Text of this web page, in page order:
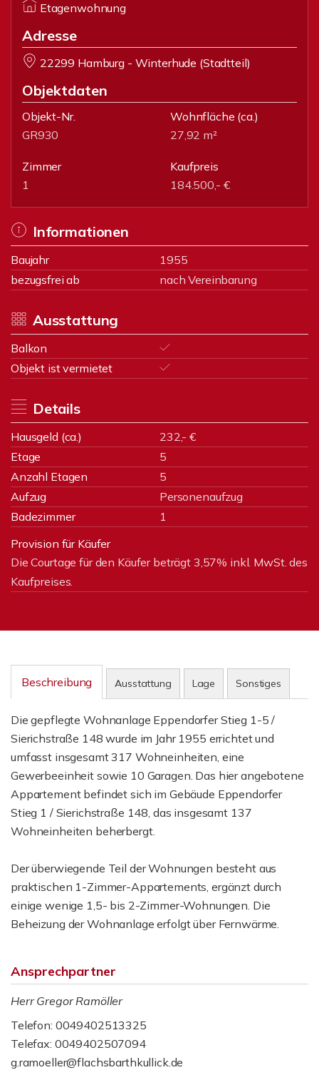
Etagenwohnung
Adresse
22299 Hamburg - Winterhude (Stadtteil)
Objektdaten
Objekt-Nr.
GR930
Wohnfläche (ca.)
27,92 m²
Zimmer
1
Kaufpreis
184.500,- €
Informationen
Baujahr
1955
bezugsfrei ab
nach Vereinbarung
Ausstattung
Balkon
Objekt ist vermietet
Details
Hausgeld (ca.)
232,- €
Etage
5
Anzahl Etagen
5
Aufzug
Personenaufzug
Badezimmer
1
Provision für Käufer
Die Courtage für den Käufer beträgt 3,57% inkl. MwSt. des
Kaufpreises.
Beschreibung Ausstattung Lage Sonstiges
Die gepflegte Wohnanlage Eppendorfer Stieg 1-5 /
Sierichstraße 148 wurde im Jahr 1955 errichtet und
umfasst insgesamt 317 Wohneinheiten, eine
Gewerbeeinheit sowie 10 Garagen. Das hier angebotene
Appartement befindet sich im Gebäude Eppendorfer
Stieg 1 / Sierichstraße 148, das insgesamt 137
Wohneinheiten beherbergt.
Der überwiegende Teil der Wohnungen besteht aus
praktischen 1-Zimmer-Appartements, ergänzt durch
einige wenige 1,5- bis 2-Zimmer-Wohnungen. Die
Beheizung der Wohnanlage erfolgt über Fernwärme.
Ansprechpartner
Herr Gregor Ramöller
Telefon: 0049402513325
Telefax: 0049402507094
g.ramoeller@flachsbarthkullick.de